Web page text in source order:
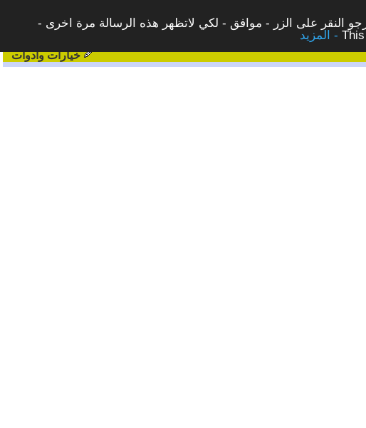
النقر على الزر - موافق - لكي لاتظهر هذه الرسالة مرة اخرى -
خيارات وادوات